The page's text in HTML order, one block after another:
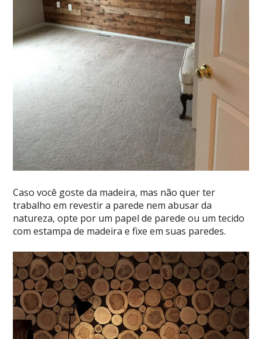
Caso você goste da madeira, mas não quer ter
trabalho em revestir a parede nem abusar da
natureza, opte por um papel de parede ou um tecido
com estampa de madeira e fixe em suas paredes.